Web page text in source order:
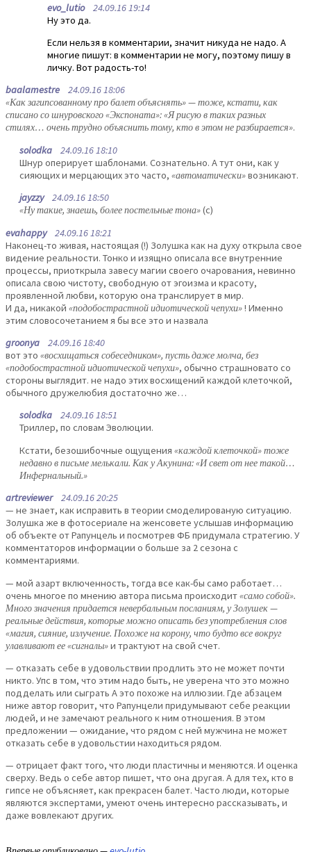
evo_lutio24.09.16 19:14
Ну это да.
Если нельзя в комментарии, значит никуда не надо. А
многие пишут: в комментарии не могу, поэтому пишу в
личку. Вот радость-то!
baalamestre 24.09.16 18:06
«Как загипсованному про балет объяснять» — тоже, кстати, как
списано со шнуровского «Экспоната»: «Я рисую в таких разных
стилях… очень трудно объяснить тому, кто в этом не разбирается».
solodka 24.09.16 18:10
Шнур оперирует шаблонами. Сознательно. А тут они, как у
сияющих и мерцающих это часто, «автоматически»возникают.
jayzzy24.09.16 18:50
«Ну такие, знаешь, более постельные тона»(с)
evahappy24.09.16 18:21
Наконец-то живая, настоящая (!) Золушка как на духу открыла свое
видение реальности. Тонко и изящно описала все внутренние
процессы, приоткрыла завесу магии своего очарования, невинно
описала свою чистоту, свободную от эгоизма и красоту,
проявленной любви, которую она транслирует в мир.
И да, никакой «подобострастной идиотической чепухи»! Именно
этим словосочетанием я бы все это и назвала
groonya 24.09.16 18:40
вот это «восхищаться собеседником», пусть даже молча, без
«подобострастной идиотической чепухи», обычно страшновато со
стороны выглядит. не надо этих восхищений каждой клеточкой,
обычного дружелюбия достаточно же…
solodka 24.09.16 18:51
Триллер, по словам Эволюции.
Кстати, безошибочные ощущения «каждой клеточкой» тоже
недавно в письме мелькали. Как у Акунина: «И свет от нее такой…
Инфернальный.»
artreviewer24.09.16 20:25
— не знает, как исправить в теории смоделированую ситуацию.
Золушка же в фотосериале на женсовете услышав информацию
об объекте от Рапунцель и посмотрев ФБ придумала стратегию. У
комментаторов информации о больше за 2 сезона с
комментариями.
— мой азарт включенность, тогда все как-бы само работает…
очень многое по мнению автора письма происходит«само собой».
Много значения придается невербальным посланиям, у Золушек —
реальные действия, которые можно описать без употребления слов
«магия, сияние, излучение. Похоже на корону, что будто все вокруг
улавливают ее «сигналы»и трактуют на свой счет.
— отказать себе в удовольствии продлить это не может почти
никто. Упс в том, что этим надо быть, не уверена что это можно
подделать или сыграть А это похоже на иллюзии. Где абзацем
ниже автор говорит, что Рапунцели придумывают себе реакции
людей, и не замечают реального к ним отношения. В этом
предложении — ожидание, что рядом с ней мужчина не может
отказать себе в удовольстии находиться рядом.
— отрицает факт того, что люди пластичны и меняются. И оценка
сверху. Ведь о себе автор пишет, что она другая. А для тех, кто в
гипсе не объясняет, как прекрасен балет. Часто люди, которые
являются экспертами, умеют очень интересно рассказывать, и
даже вовлекают других.